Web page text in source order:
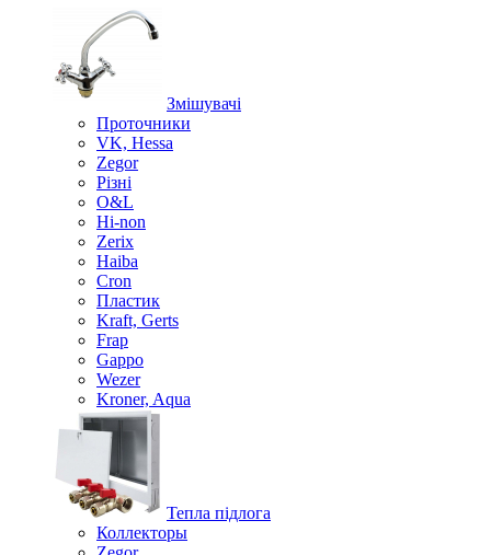
Змішувачі
Проточники
VK, Hessa
Zegor
Різні
O&L
Hi-non
Zerix
Haiba
Cron
Пластик
Kraft, Gerts
Frap
Gappo
Wezer
Kroner, Aqua
Тепла підлога
Коллекторы